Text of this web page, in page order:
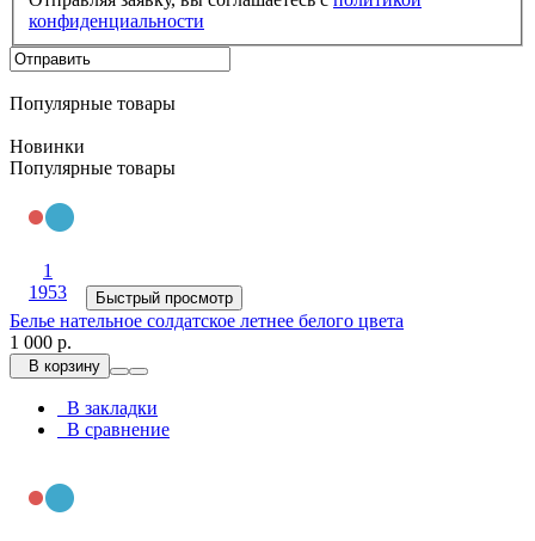
конфиденциальности
Популярные товары
Новинки
Популярные товары
1
1953
Быстрый просмотр
Белье нательное солдатское летнее белого цвета
1 000 р.
В корзину
В закладки
В сравнение